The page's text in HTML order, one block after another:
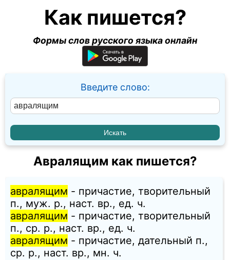
Как пишется?
Формы слов русского языка онлайн
Введите слово:
Авралящим как пишется?
авралящим - причастие, творительный
п., муж. p., наст. вр., ед. ч.
авралящим - причастие, творительный
п., ср. p., наст. вр., ед. ч.
авралящим - причастие, дательный п.,
ср. p., наст. вр., мн. ч.